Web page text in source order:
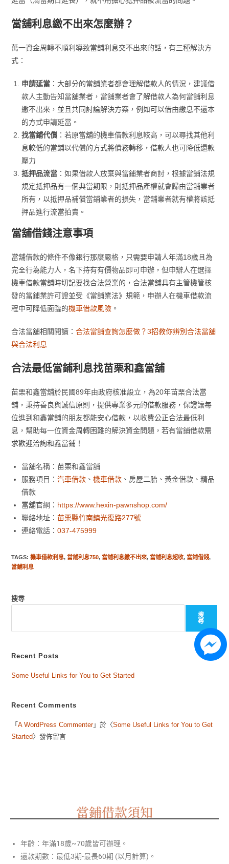
當舖利息繳不出來怎麼辦？
萬一資金周轉不順利導致當舖利息交不出來的話，有三種解決方
式：
申請延當 ：大部分的當舖業者都會理解借款人的情況，建議借
款人主動告知當舖業者，當舖業者會了解借款人為何當舖利息
繳不出來，並且共同討論解決方案，例如可以借由繳息不還本
的方式申請延當。
找當鋪代償 ：若原當舖的機車借款利息較高，可以尋找其他利
息較低的當鋪以代償的方式將債務轉移，借款人也可降低還款
壓力
抵押品流當 ：如果借款人放棄與當鋪業者商討，根據當鋪法規
規定抵押品有一個典當期限，則抵押品產權就會歸由當舖業者
所有，以抵押品補償當鋪業者的損失，當舖業者就有權將該抵
押品進行流當拍賣。
當舖借錢注意事項
當舖借款的條件不像銀行那麼嚴格，只需要申請人年滿18歲且為
完全行為能力人，名下持有有價物品即可申辦，但申辦人在選擇
機車借款當舖時切記要找合法營業的，合法當舖具有主管機管核
發的當鋪業許可證並受《當舖業法》規範，申辦人在機車借款流
程中可降低面臨的機車借款風險 。
合法當舖相關閱讀：合法當舖查詢怎麼做？3招教你辨別合法當舖
與合法利息
合法最低當鋪利息找苗栗和鑫當舖
苗栗和鑫當舖於民國89年由政府核准設立，為20年苗栗合法當
舖，秉持善良與誠信原則，提供專業多元的借款服務，保證讓每
位進到和鑫當舖的朋友都能安心借款，以收費公正合法最低利
息，幫助每一位資金周轉困難的解決資金問題，若有當鋪借款需
求歡迎洽詢和鑫當鋪！
當舖名稱：苗栗和鑫當舖
服務項目：汽車借款 、機車借款 、房屋二胎、黃金借款、精品
借款
當舖官網： https://www.hexin-pawnshop.com/
聯絡地址：苗栗縣竹南鎮光復路277號
連絡電話：037-475999
TAGS:機車借款利息, 當舖利息750, 當舖利息繳不出來, 當舖利息超收, 當鋪借錢,
當鋪利息
搜尋
搜
尋
Recent Posts
Some Useful Links for You to Get Started
Recent Comments
「A WordPress Commenter」於〈Some Useful Links for You to Get
Started〉發佈留言
當鋪借款須知
年齡：年滿18歲~70歲皆可辦理。
還款期數：最低3期-最長60期 (以月計算)。